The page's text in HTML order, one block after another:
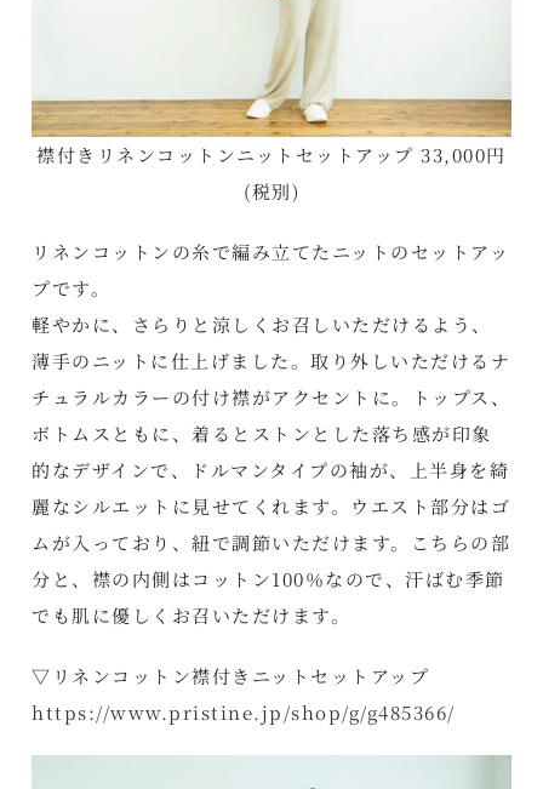
襟付きリネンコットンニットセットアップ 33,000円
(税別)
リネンコットンの糸で編み立てたニットのセットアッ
プです。
軽やかに、さらりと涼しくお召しいただけるよう、
薄手のニットに仕上げました。取り外しいただけるナ
チュラルカラーの付け襟がアクセントに。トップス、
ボトムスともに、着るとストンとした落ち感が印象
的なデザインで、ドルマンタイプの袖が、上半身を綺
麗なシルエットに見せてくれます。ウエスト部分はゴ
ムが入っており、紐で調節いただけます。こちらの部
分と、襟の内側はコットン100％なので、汗ばむ季節
でも肌に優しくお召いただけます。
▽リネンコットン襟付きニットセットアップ
https://www.pristine.jp/shop/g/g485366/